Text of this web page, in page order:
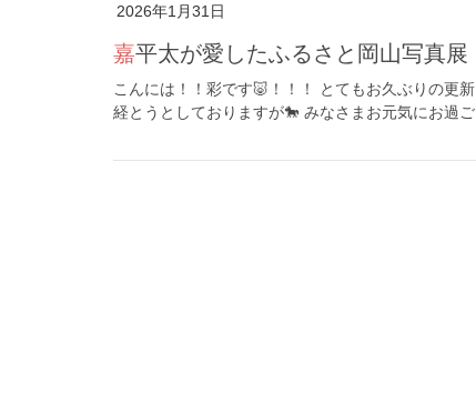
2026年1月31日
嘉平太が愛したふるさと岡山写真展
こんには！！彩です🐷！！！ とてもお久ぶりの更
経とうとしておりますが🐎 みなさまお元気にお過